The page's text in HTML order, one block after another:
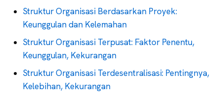
Struktur Organisasi Berdasarkan Proyek:
Keunggulan dan Kelemahan
Struktur Organisasi Terpusat: Faktor Penentu,
Keunggulan, Kekurangan
Struktur Organisasi Terdesentralisasi: Pentingnya,
Kelebihan, Kekurangan